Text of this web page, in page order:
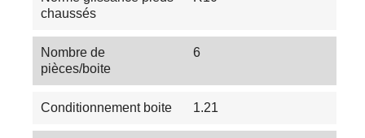
chaussés
Nombre de
pièces/boite
6
Conditionnement boite 1.21